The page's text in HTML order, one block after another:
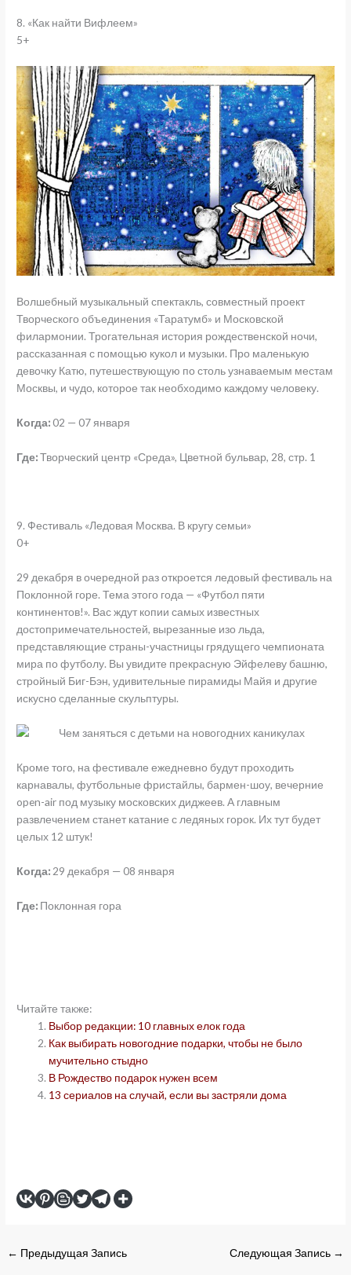
8. «Как найти Вифлеем»
5+
Волшебный музыкальный спектакль, совместный проект
Творческого объединения «Таратумб» и Московской
филармонии. Трогательная история рождественской ночи,
рассказанная с помощью кукол и музыки. Про маленькую
девочку Катю, путешествующую по столь узнаваемым местам
Москвы, и чудо, которое так необходимо каждому человеку.
Когда:02 — 07 января
Где:Творческий центр «Среда», Цветной бульвар, 28, стр. 1
9. Фестиваль «Ледовая Москва. В кругу семьи»
0+
29 декабря в очередной раз откроется ледовый фестиваль на
Поклонной горе. Тема этого года — «Футбол пяти
континентов!». Вас ждут копии самых известных
достопримечательностей, вырезанные изо льда,
представляющие страны-участницы грядущего чемпионата
мира по футболу. Вы увидите прекрасную Эйфелеву башню,
стройный Биг-Бэн, удивительные пирамиды Майя и другие
искусно сделанные скульптуры.
Кроме того, на фестивале ежедневно будут проходить
карнавалы, футбольные фристайлы, бармен-шоу, вечерние
open-air под музыку московских диджеев. А главным
развлечением станет катание с ледяных горок. Их тут будет
целых 12 штук!
Когда: 29 декабря — 08 января
Где: Поклонная гора
Читайте также:
Выбор редакции: 10 главных елок года
Как выбирать новогодние подарки, чтобы не было
мучительно стыдно
В Рождество подарок нужен всем
13 сериалов на случай, если вы застряли дома
← Предыдущая Запись Следующая Запись →